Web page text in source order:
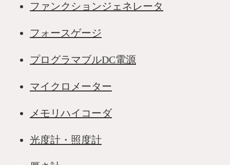
ファンクションジェネレータ
フォースゲージ
プログラマブルDC電源
マイクロメーター
メモリハイコーダ
光度計・照度計